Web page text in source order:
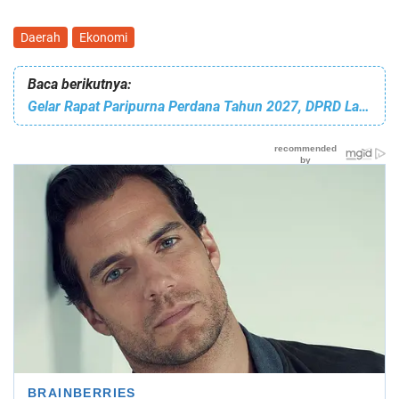
Daerah Ekonomi
Baca berikutnya:
Gelar Rapat Paripurna Perdana Tahun 2027, DPRD Lansung Usulkan Ranperda LAM Kota Batam